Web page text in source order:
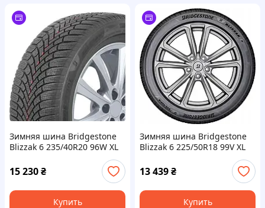
Зимняя шина Bridgestone
Blizzak 6 235/40R20 96W XL
15 230₴
Купить
Зимняя шина Bridgestone
Blizzak 6 225/50R18 99V XL
13 439₴
Купить